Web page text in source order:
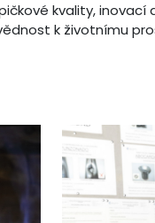
kvality, inovací
k životnímu